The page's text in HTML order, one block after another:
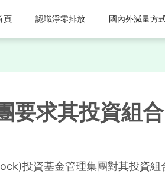
頁 認識淨零排放 國內外減量方
要求其投資組
投資基金管理集團對其投資